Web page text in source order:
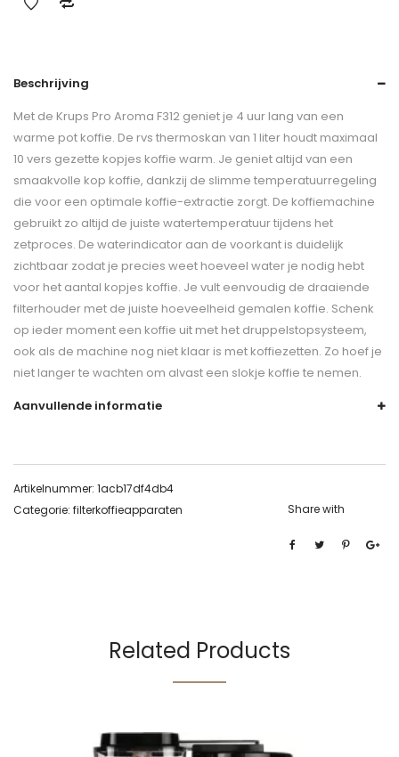
Beschrijving
Met de Krups Pro Aroma F312 geniet je 4 uur lang van een
warme pot koffie. De rvs thermoskan van 1 liter houdt maximaal
10 vers gezette kopjes koffie warm. Je geniet altijd van een
smaakvolle kop koffie, dankzij de slimme temperatuurregeling
die voor een optimale koffie-extractie zorgt. De koffiemachine
gebruikt zo altijd de juiste watertemperatuur tijdens het
zetproces. De waterindicator aan de voorkant is duidelijk
zichtbaar zodat je precies weet hoeveel water je nodig hebt
voor het aantal kopjes koffie. Je vult eenvoudig de draaiende
filterhouder met de juiste hoeveelheid gemalen koffie. Schenk
op ieder moment een koffie uit met het druppelstopsysteem,
ook als de machine nog niet klaar is met koffiezetten. Zo hoef je
niet langer te wachten om alvast een slokje koffie te nemen.
Aanvullende informatie
Artikelnummer: 1acb17df4db4
Categorie: filterkoffieapparaten Share with
Related Products